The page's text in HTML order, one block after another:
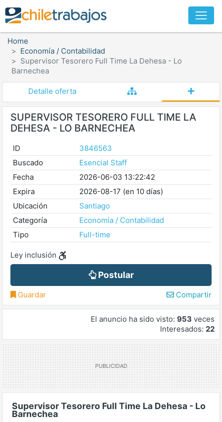
Home
Economía / Contabilidad
Supervisor Tesorero Full Time La Dehesa - Lo
Barnechea
Detalle oferta
SUPERVISOR TESORERO FULL TIME LA
DEHESA - LO BARNECHEA
ID
3846563
Buscado
Esencial Staff
Fecha
2026-06-03 13:22:42
Expira
2026-08-17 (en 10 días)
Ubicación
Santiago
Categoría
Economía / Contabilidad
Tipo
Full-time
Ley inclusión
Postular
Guardar Compartir
El anuncio ha sido visto: 953 veces
Interesados: 22
Supervisor Tesorero Full Time La Dehesa - Lo
Barnechea